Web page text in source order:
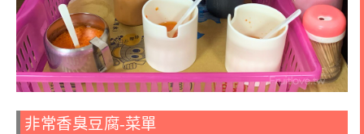
非常香臭豆腐-菜單